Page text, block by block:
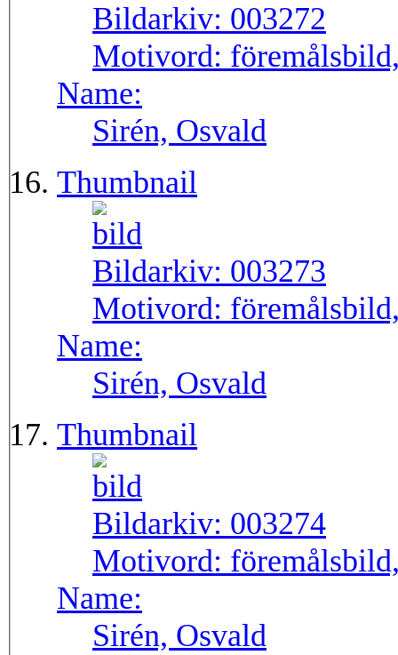
Bildarkiv: 003272
Motivord:
Name:
Sirén, Osvald
Thumbnail
Bildarkiv: 003273
Motivord:
Name:
Sirén, Osvald
Thumbnail
Bildarkiv: 003274
Motivord:
Name:
Sirén, Osvald